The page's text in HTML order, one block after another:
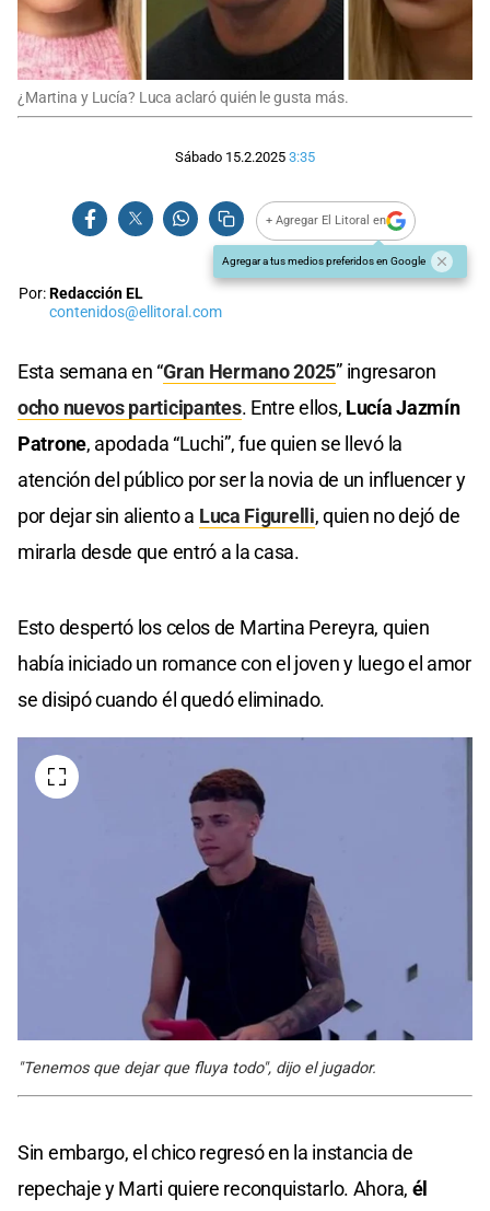
¿Martina y Lucía? Luca aclaró quién le gusta más.
Sábado 15.2.2025 3:35
+ Agregar El Litoral en
Agregar a tus medios preferidos en Google
Por:Redacción EL
contenidos@ellitoral.com
Esta semana en “Gran Hermano 2025” ingresaron
ocho nuevos participantes. Entre ellos, Lucía Jazmín
Patrone, apodada “Luchi”, fue quien se llevó la
atención del público por ser la novia de un influencer y
por dejar sin aliento a Luca Figurelli, quien no dejó de
mirarla desde que entró a la casa.
Esto despertó los celos de Martina Pereyra, quien
había iniciado un romance con el joven y luego el amor
se disipó cuando él quedó eliminado.
"Tenemos que dejar que fluya todo", dijo el jugador.
Sin embargo, el chico regresó en la instancia de
repechaje y Marti quiere reconquistarlo. Ahora, él